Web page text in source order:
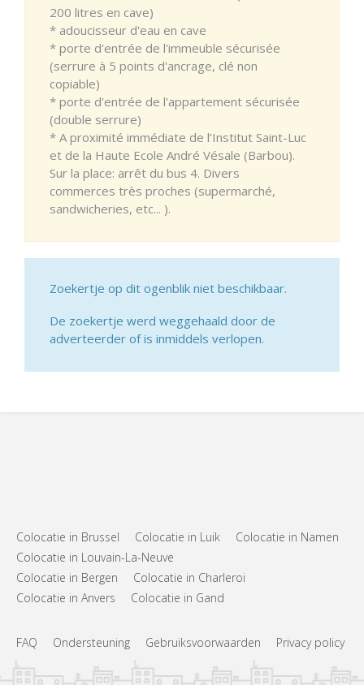
200 litres en cave)
* adoucisseur d'eau en cave
* porte d'entrée de l'immeuble sécurisée
(serrure à 5 points d'ancrage, clé non
copiable)
* porte d'entrée de l'appartement sécurisée
(double serrure)
* A proximité immédiate de l’Institut Saint-Luc
et de la Haute Ecole André Vésale (Barbou).
Sur la place: arrêt du bus 4. Divers
commerces très proches (supermarché,
sandwicheries, etc... ).
Zoekertje op dit ogenblik niet beschikbaar.
De zoekertje werd weggehaald door de
adverteerder of is inmiddels verlopen.
Colocatie in Brussel Colocatie in Luik
Colocatie in Namen
Colocatie in Louvain-La-Neuve
Colocatie in Bergen
Colocatie in Charleroi
Colocatie in Anvers
Colocatie in Gand
FAQ Ondersteuning Gebruiksvoorwaarden Privacy policy